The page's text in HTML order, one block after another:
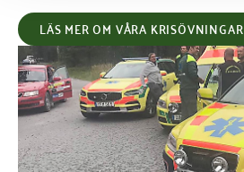
LÄS MER OM VÅRA KRISÖVNINGAR